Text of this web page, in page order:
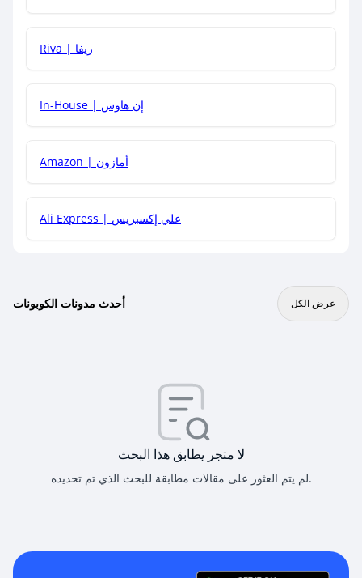
هل يمكنني جمع كود خصم مع العروض الأخرى؟
Riva | ريفا
In-House | إن هاوس
Amazon | أمازون
Ali Express | علي إكسبريس
أحدث مدونات الكوبونات عرض الكل
لا متجر يطابق هذا البحث
لم يتم العثور على مقالات مطابقة للبحث الذي تم تحديده.